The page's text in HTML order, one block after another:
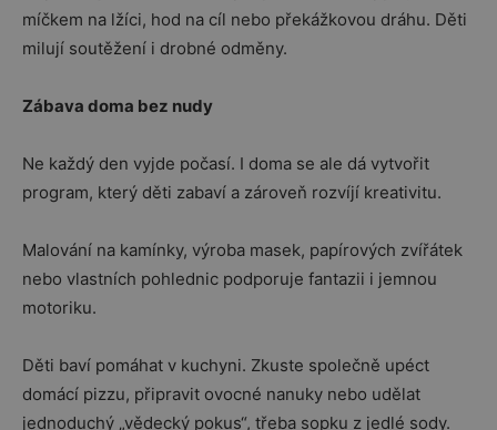
míčkem na lžíci, hod na cíl nebo překážkovou dráhu. Děti
milují soutěžení i drobné odměny.
Zábava doma bez nudy
Ne každý den vyjde počasí. I doma se ale dá vytvořit
program, který děti zabaví a zároveň rozvíjí kreativitu.
Malování na kamínky, výroba masek, papírových zvířátek
nebo vlastních pohlednic podporuje fantazii i jemnou
motoriku.
Děti baví pomáhat v kuchyni. Zkuste společně upéct
domácí pizzu, připravit ovocné nanuky nebo udělat
jednoduchý „vědecký pokus“, třeba sopku z jedlé sody.